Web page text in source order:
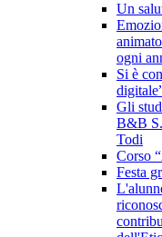
Un
ogni
Si è
Gli
B&B S.
Todi
Corso
Festa